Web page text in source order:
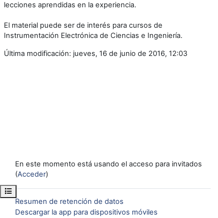
Abrir índice del curso
lecciones aprendidas en la experiencia.
El material puede ser de interés para cursos de
Instrumentación Electrónica de Ciencias e Ingeniería.
Última modificación: jueves, 16 de junio de 2016, 12:03
En este momento está usando el acceso para invitados
(Acceder)
Resumen de retención de datos
Descargar la app para dispositivos móviles